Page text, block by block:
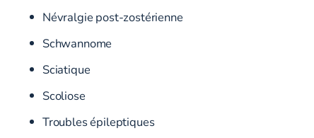
Névralgie post-zostérienne
Schwannome
Sciatique
Scoliose
Troubles épileptiques